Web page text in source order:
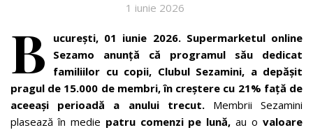
1 iunie 2026
B
ucurești, 01 iunie 2026. Supermarketul online
Sezamo anunță că programul său dedicat
familiilor cu copii, Clubul Sezamini, a depășit
pragul de 15.000 de membri, în creștere cu 21% față de
aceeași perioadă a anului trecut. Membrii Sezamini
plasează în medie patru comenzi pe lună,au ovaloare